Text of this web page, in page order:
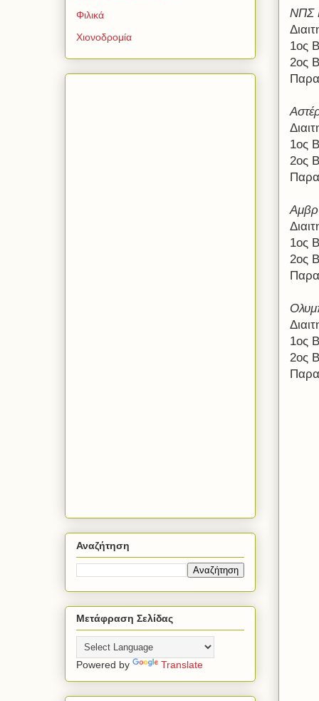
ΝΠΣ
1ος
2ος
1ος
2ος
1ος
2ος
1ος
2ος
Φιλικά
Χιονοδρομία
Αναζήτηση
Μετάφραση Σελίδας
Powered by Translate